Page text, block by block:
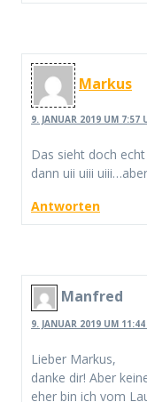
Markus
9. JANUAR 2019 UM 7:57
Das sieht doch
dann uii uiii
Antworten
Manfred
9. JANUAR 2019 UM 11:44
Lieber Markus,
danke dir! Aber
eher bin ich vom